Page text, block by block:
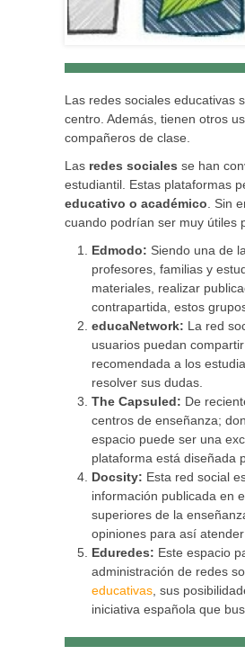
Las redes sociales educativas
centro. Además, tienen otros
compañeros de clase.
Las redes sociales se han
estudiantil. Estas plataformas
educativo o académico. Sin
cuando podrían ser muy útiles
Edmodo: Siendo una de
profesores, familias y
materiales, realizar
contrapartida, estos
educaNetwork: La red
usuarios puedan
recomendada a los
resolver sus dudas.
The Capsuled: De
centros de enseñanza;
espacio puede ser una
plataforma está diseñada
Docsity: Esta red social
información publicada en
superiores de la
opiniones para así
Eduredes: Este espacio
administración de redes
educativas, sus
iniciativa española que